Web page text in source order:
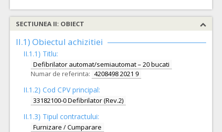
SECTIUNEA II: OBIECT
II.1) Obiectul achizitiei
II.1.1) Titlu:
Defibrilator automat/semiautomat – 20 bucati
Numar de referinta: 4208498 2021 9
II.1.2) Cod CPV principal:
33182100-0 Defibrilator (Rev.2)
II.1.3) Tipul contractului:
Furnizare / Cumparare